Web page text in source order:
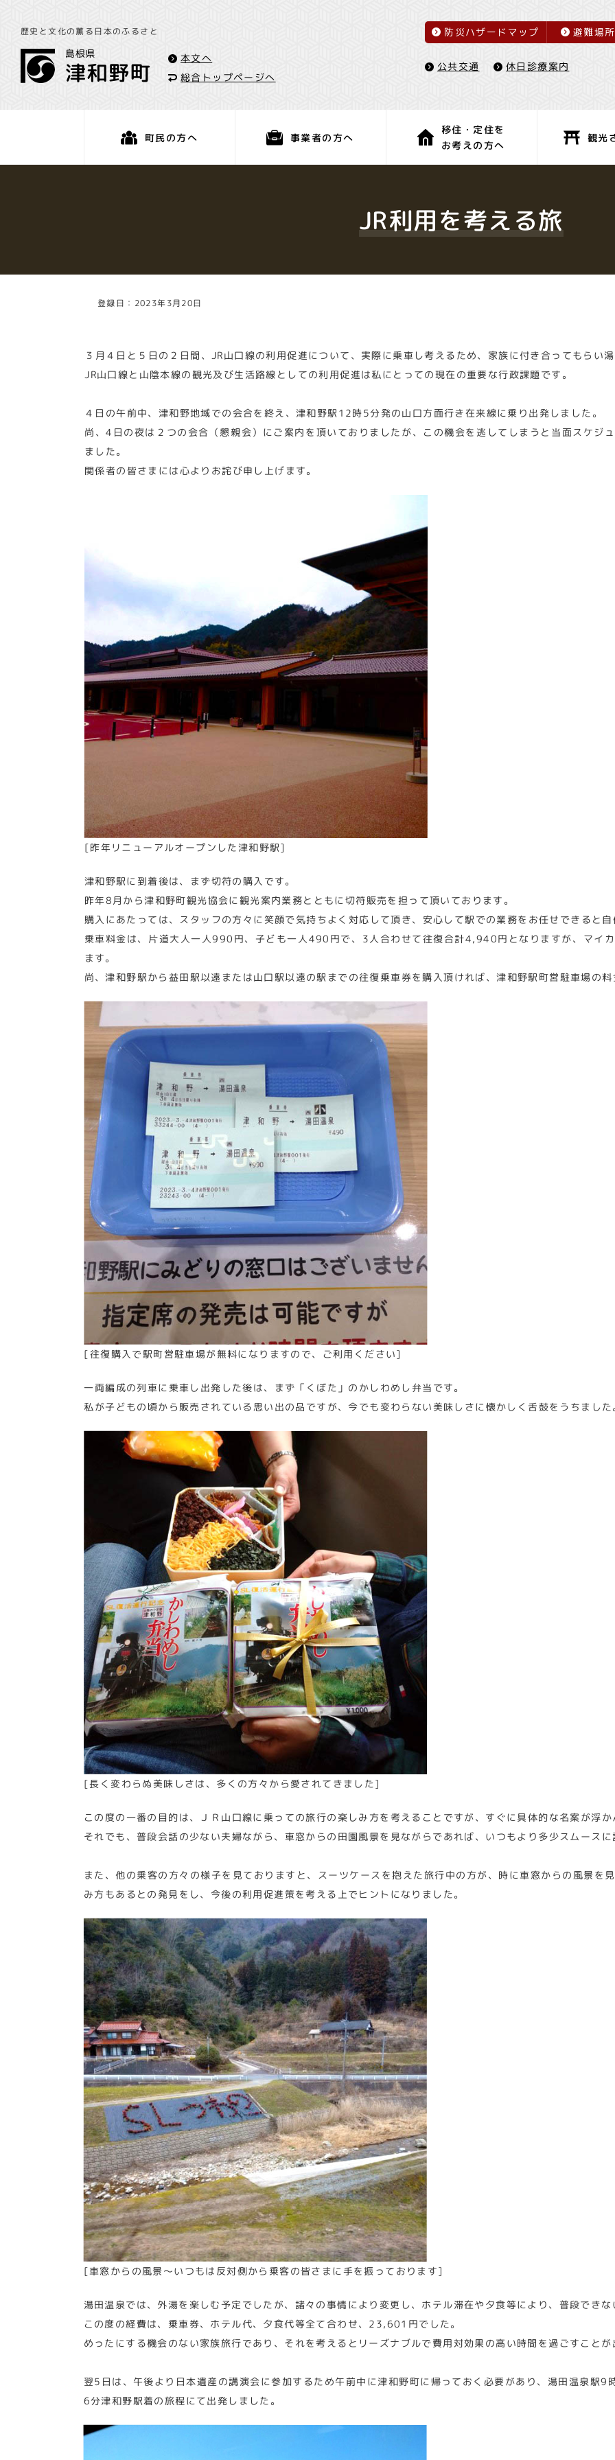
歴史と文化の薫る日本のふるさと
本文へ
総合トップページへ
防災ハザードマップ 避難場所
公共交通 休日診療案内
町民の方へ 事業者の方へ
移住・定住を
お考えの方へ
観光
JR利用を考える旅
登録日：2023年3月20日
３月４日と５日の２日間、JR山口線の利用促進について、実際に乗車し考えるため、家族に付き合ってもらい
JR山口線と山陰本線の観光及び生活路線としての利用促進は私にとっての現在の重要な行政課題です。
４日の午前中、津和野地域での会合を終え、津和野駅12時5分発の山口方面行き在来線に乗り出発しました。
尚、4日の夜は２つの会合（懇親会）にご案内を頂いておりましたが、この機会を逃してしまうと当面スケジ
ました。
関係者の皆さまには心よりお詫び申し上げます。
[昨年リニューアルオープンした津和野駅]
津和野駅に到着後は、まず切符の購入です。
昨年8月から津和野町観光協会に観光案内業務とともに切符販売を担って頂いております。
購入にあたっては、スタッフの方々に笑顔で気持ちよく対応して頂き、安心して駅での業務をお任せできると自
乗車料金は、片道大人一人990円、子ども一人490円で、3人合わせて往復合計4,940円となりますが、マイ
ます。
尚、津和野駅から益田駅以遠または山口駅以遠の駅までの往復乗車券を購入頂ければ、津和野駅町営駐車場の料
[往復購入で駅町営駐車場が無料になりますので、ご利用ください]
一両編成の列車に乗車し出発した後は、まず「くぼた」のかしわめし弁当です。
私が子どもの頃から販売されている思い出の品ですが、今でも変わらない美味しさに懐かしく舌鼓をうちました
[長く変わらぬ美味しさは、多くの方々から愛されてきました]
この度の一番の目的は、ＪＲ山口線に乗っての旅行の楽しみ方を考えることですが、すぐに具体的な名案が浮か
それでも、普段会話の少ない夫婦ながら、車窓からの田園風景を見ながらであれば、いつもより多少スムースに
また、他の乗客の方々の様子を見ておりますと、スーツケースを抱えた旅行中の方が、時に車窓からの風景を
み方もあるとの発見をし、今後の利用促進策を考える上でヒントになりました。
[車窓からの風景～いつもは反対側から乗客の皆さまに手を振っております]
湯田温泉では、外湯を楽しむ予定でしたが、諸々の事情により変更し、ホテル滞在や夕食等により、普段できな
この度の経費は、乗車券、ホテル代、夕食代等全て合わせ、23,601円でした。
めったにする機会のない家族旅行であり、それを考えるとリーズナブルで費用対効果の高い時間を過ごすことが
翌5日は、午後より日本遺産の講演会に参加するため午前中に津和野町に帰っておく必要があり、湯田温泉駅
6分津和野駅着の旅程にて出発しました。